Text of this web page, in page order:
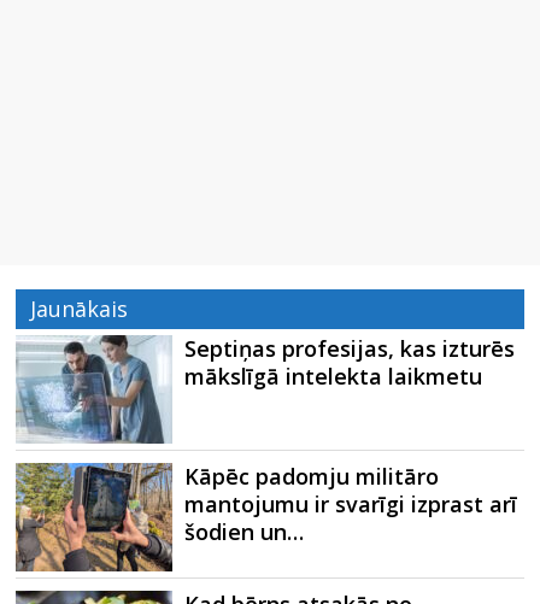
Jaunākais
Septiņas profesijas, kas izturēs
mākslīgā intelekta laikmetu
Kāpēc padomju militāro
mantojumu ir svarīgi izprast arī
šodien un…